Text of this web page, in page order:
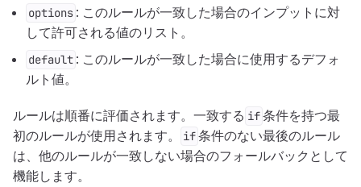
options : このルールが一致した場合のインプットに対
して許可される値のリスト。
default : このルールが一致した場合に使用するデフォ
ルト値。
ルールは順番に評価されます。一致する if条件を持つ最
初のルールが使用されます。
if条件のない最後のルール
は、他のルールが一致しない場合のフォールバックとして
機能します。